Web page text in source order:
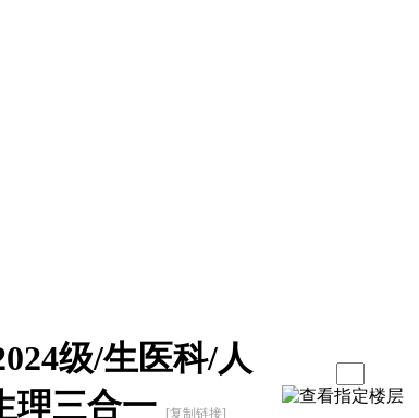
级/生医科/人
理三合一
[复制链接]